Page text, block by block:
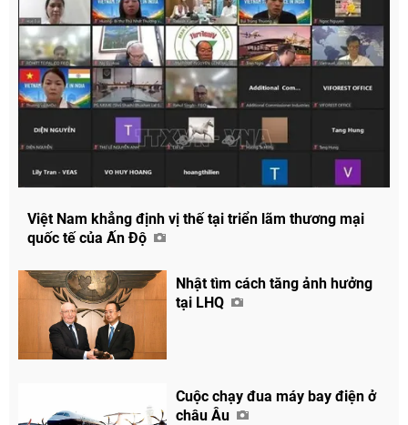
Facebook
Việt Nam khẳng định vị thế tại triển lãm thương mại
quốc tế của Ấn Độ
Nhật tìm cách tăng ảnh hưởng
tại LHQ
Cuộc chạy đua máy bay điện ở
châu Âu